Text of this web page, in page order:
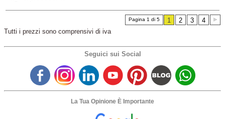
Pagina 1 di 5 1 2 3
4
Tutti i prezzi sono comprensivi di iva
Seguici sui Social
La Tua Opinione È Importante